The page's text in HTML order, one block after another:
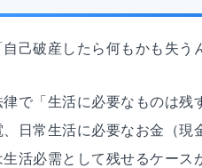
自己破産したら何もかも失
律で「生活に必要なものは残
、日常生活に必要なお金（現
生活必需として残せるケース